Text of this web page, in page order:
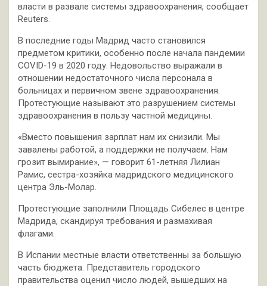
власти в развале системы здравоохранения, сообщает
Reuters.
В последние годы Мадрид часто становился
предметом критики, особенно после начала пандемии
COVID-19 в 2020 году. Недовольство выражали в
отношении недостаточного числа персонала в
больницах и первичном звене здравоохранения.
Протестующие называют это разрушением системы
здравоохранения в пользу частной медицины.
«Вместо повышения зарплат нам их снизили. Мы
завалены работой, а поддержки не получаем. Нам
грозит вымирание», — говорит 61-летняя Лилиан
Рамис, сестра-хозяйка мадридского медицинского
центра Эль-Молар.
Протестующие заполнили Площадь Сибелес в центре
Мадрида, скандируя требования и размахивая
флагами.
В Испании местные власти ответственны за большую
часть бюджета. Представитель городского
правительства оценил число людей, вышедших на